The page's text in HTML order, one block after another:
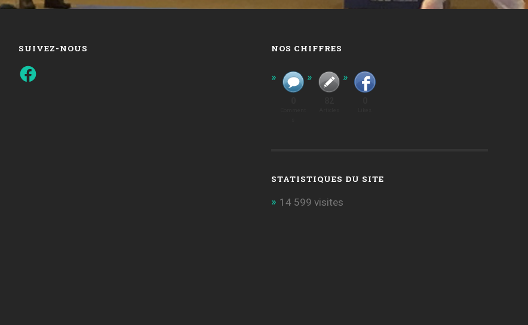
SUIVEZ-NOUS
Facebook
NOS CHIFFRES
STATISTIQUES DU SITE
14 599 visites